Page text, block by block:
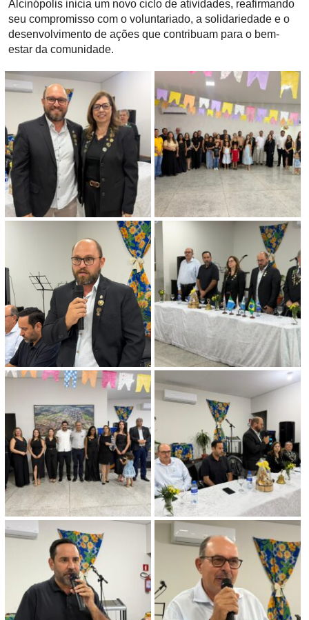
Alcinópolis inicia um novo ciclo de atividades, reafirmando
seu compromisso com o voluntariado, a solidariedade e o
desenvolvimento de ações que contribuam para o bem-
estar da comunidade.